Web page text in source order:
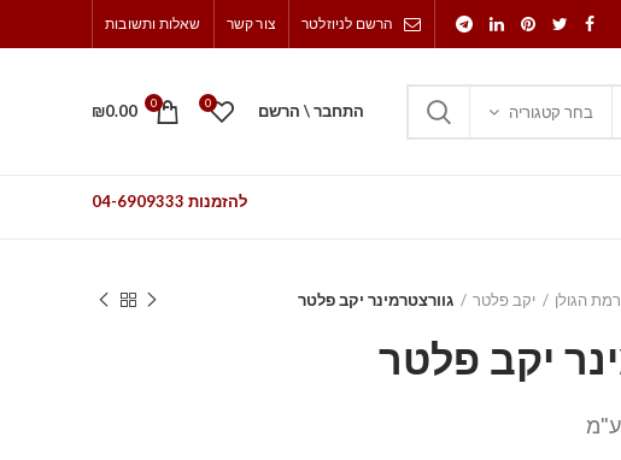
הרשם לניוזלטר צור קשר שאלות ותשובות
בחר קטגוריה התחבר \ הרשם 0
0
₪0.00
להזמנות 04-6909333
הגולן יקב פלטר גוורצטרמינר יקב פלטר
יקב פלטר